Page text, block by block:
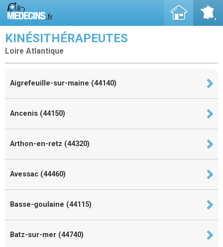
KINÉSITHÉRAPEUTES
Loire Atlantique
Aigrefeuille-sur-maine (44140)
Ancenis (44150)
Arthon-en-retz (44320)
Avessac (44460)
Basse-goulaine (44115)
Batz-sur-mer (44740)